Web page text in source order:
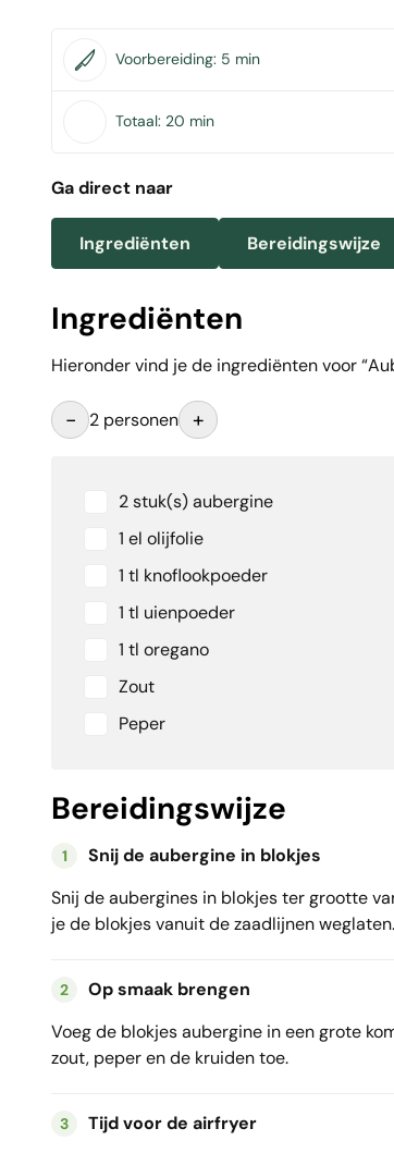
Voorbereiding: 5 min
Totaal: 20 min
Ga direct naar
Ingrediënten Bereidingswijze
Ingrediënten
Hieronder vind je de ingrediënten voor
- 2 personen +
2 stuk(s) aubergine
1 el olijfolie
1 tl knoflookpoeder
1 tl uienpoeder
1 tl oregano
Zout
Peper
Bereidingswijze
1
Snij de aubergine in blokjes
Snij de aubergines in blokjes ter grootte
je de blokjes vanuit de zaadlijnen weglaten.
2
Op smaak brengen
Voeg de blokjes aubergine in een grote
zout, peper en de kruiden toe.
3
Tijd voor de airfryer